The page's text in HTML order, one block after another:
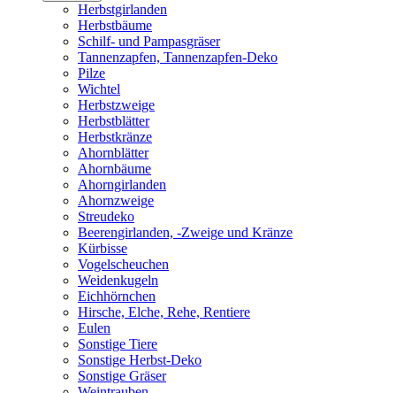
Herbstgirlanden
Herbstbäume
Schilf- und Pampasgräser
Tannenzapfen, Tannenzapfen-Deko
Pilze
Wichtel
Herbstzweige
Herbstblätter
Herbstkränze
Ahornblätter
Ahornbäume
Ahorngirlanden
Ahornzweige
Streudeko
Beerengirlanden, -Zweige und Kränze
Kürbisse
Vogelscheuchen
Weidenkugeln
Eichhörnchen
Hirsche, Elche, Rehe, Rentiere
Eulen
Sonstige Tiere
Sonstige Herbst-Deko
Sonstige Gräser